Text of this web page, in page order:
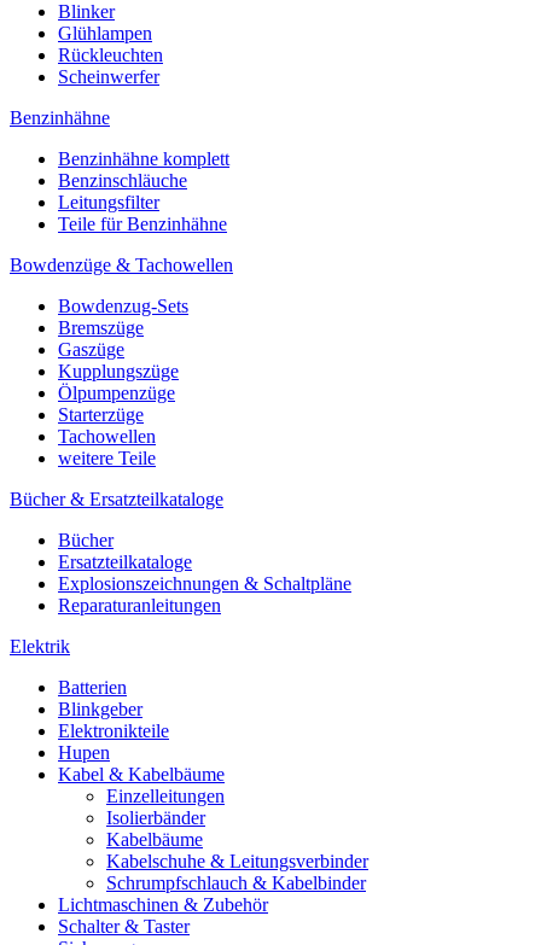
Blinker
Glühlampen
Rückleuchten
Scheinwerfer
Benzinhähne
Benzinhähne komplett
Benzinschläuche
Leitungsfilter
Teile für Benzinhähne
Bowdenzüge & Tachowellen
Bowdenzug-Sets
Bremszüge
Gaszüge
Kupplungszüge
Ölpumpenzüge
Starterzüge
Tachowellen
weitere Teile
Bücher & Ersatzteilkataloge
Bücher
Ersatzteilkataloge
Explosionszeichnungen & Schaltpläne
Reparaturanleitungen
Elektrik
Batterien
Blinkgeber
Elektronikteile
Hupen
Kabel & Kabelbäume
Einzelleitungen
Isolierbänder
Kabelbäume
Kabelschuhe & Leitungsverbinder
Schrumpfschlauch & Kabelbinder
Lichtmaschinen & Zubehör
Schalter & Taster